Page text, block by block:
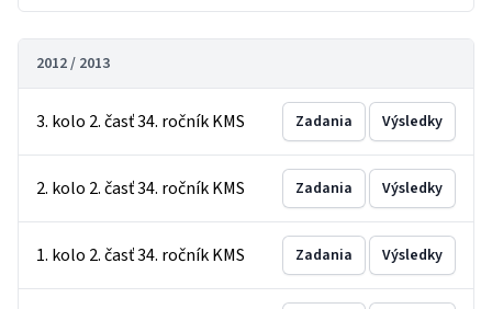
2012 / 2013
3. kolo 2. časť 34. ročník KMS Zadania Výsledky
2. kolo 2. časť 34. ročník KMS Zadania Výsledky
1. kolo 2. časť 34. ročník KMS Zadania Výsledky